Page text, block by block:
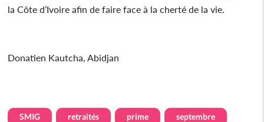
la Côte d’Ivoire afin de faire face à la cherté de la vie.
Donatien Kautcha, Abidjan
SMIG retraités prime septembre